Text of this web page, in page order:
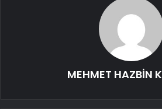
MEHMET HAZBİN